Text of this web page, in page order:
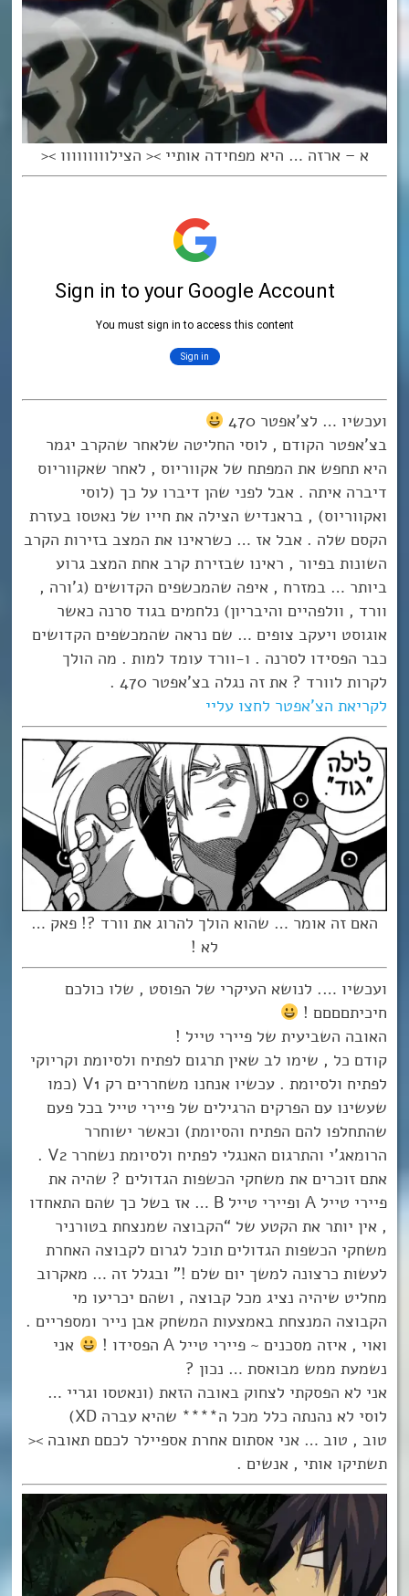
א – ארזה … היא מפחידה אותיי >< הצילווווווווו ><
ועכשיו … לצ’אפטר 470
בצ’אפטר הקודם , לוסי החליטה שלאחר שהקרב יגמר
היא תחפש את המפתח של אקווריוס , לאחר שאקווריוס
דיברה איתה . אבל לפני שהן דיברו על כך (לוסי
ואקווריוס) , בראנדיש הצילה את חייו של נאטסו בעזרת
הקסם שלה . אבל אז … כשראינו את המצב בזירות הקרב
השונות בפיור , ראינו שבזירת קרב אחת המצב גרוע
ביותר … במזרח , איפה שהמכשפים הקדושים (ג’ורה ,
וורד , וולפהיים והיבריון) נלחמים בגוד סרנה כאשר
אוגוסט ויעקב צופים … שם נראה שהמכשפים הקדושים
כבר הפסידו לסרנה . ו-וורד עומד למות . מה הולך
לקרות לוורד ? את זה נגלה בצ’אפטר 470 .
לקריאת הצ’אפטר לחצו עליי
האם זה אומר … שהוא הולך להרוג את וורד ?! פאק …
לא !
ועכשיו …. לנושא העיקרי של הפוסט , שלו כולכם
חיכיתםםםם !
האובה השביעית של פיירי טייל !
קודם כל , שימו לב שאין תרגום לפתיח ולסיומת וקריוקי
לפתיח ולסיומת . עכשיו אנחנו משחררים רק V1 (כמו
שעשינו עם הפרקים הרגילים של פיירי טייל בכל פעם
שהתחלפו להם הפתיח והסיומת) וכאשר ישוחרר
הרומאג’י והתרגום האנגלי לפתיח ולסיומת נשחרר V2 .
אתם זוכרים את משחקי הכשפות הגדולים ? שהיה את
פיירי טייל A ופיירי טייל B … אז בשל כך שהם התאחדו
, אין יותר את הקטע של “הקבוצה שמנצחת בטורניר
משחקי הכשפות הגדולים תוכל לגרום לקבוצה האחרת
לעשות כרצונה למשך יום שלם !” ובגלל זה … מאקרוב
מחליט שיהיה נציג מכל קבוצה , ושהם יכריעו מי
הקבוצה המנצחת באמצעות המשחק אבן נייר ומספריים .
ואוי , איזה מסכנים ~ פיירי טייל A הפסידו !
אני
נשמעת ממש מבואסת … נכון ?
אני לא הפסקתי לצחוק באובה הזאת (ונאטסו וגריי …
לוסי לא נהנתה כלל מכל ה**** שהיא עברה XD)
טוב , טוב … אני אסתום אחרת אספיילר לכםם תאובה ><
תשתיקו אותי , אנשים .